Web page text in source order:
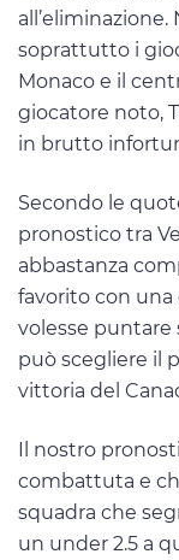
soprattutto i
Monaco e il
giocatore noto,
in brutto
Secondo le
pronostico tra
abbastanza
favorito con una
volesse puntare
può scegliere il
vittoria del
Il nostro
combattuta e
squadra che
un under 2.5 a